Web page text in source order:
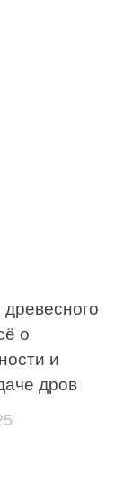
о
и
дров